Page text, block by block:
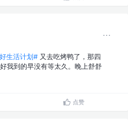
生活计划# 又去吃烤鸭了，那四
我到的早没有等太久。晚上舒舒
点赞